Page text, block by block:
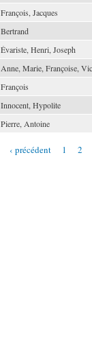
François, Jacques
Bertrand
Évariste, Henri, Joseph
Anne, Marie, Françoise,
François
Innocent, Hypolite
Pierre, Antoine
‹ précédent 1 2